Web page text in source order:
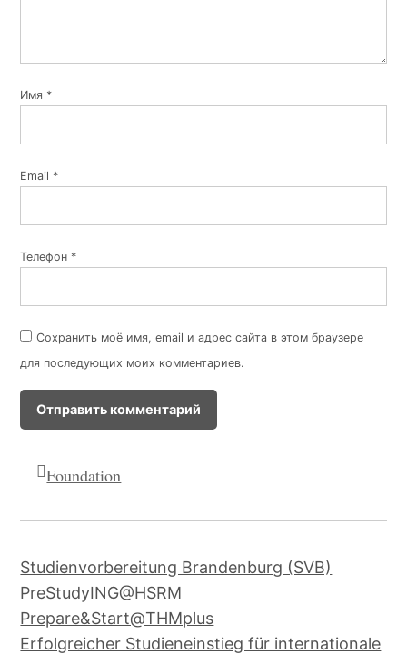
Имя *
Email *
Телефон *
Сохранить моё имя, email и адрес сайта в этом браузере
для последующих моих комментариев.
Foundation
Studienvorbereitung Brandenburg (SVB)
PreStudyING@HSRM
Prepare&Start@THMplus
Erfolgreicher Studieneinstieg für internationale